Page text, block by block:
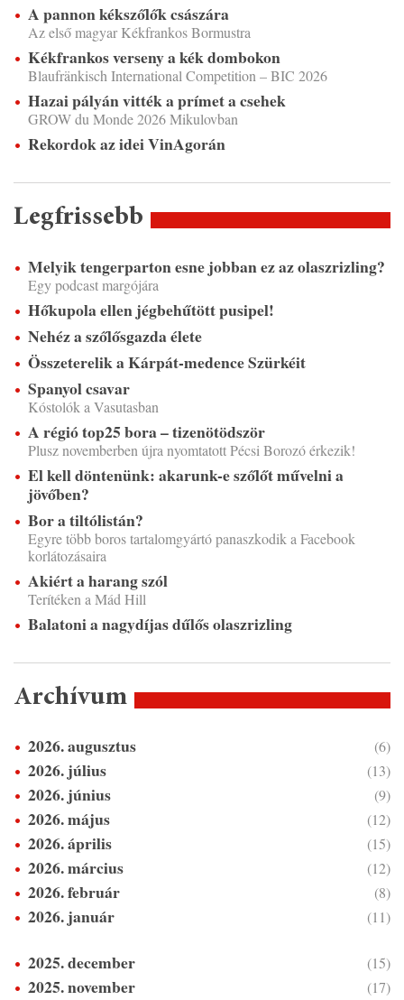
A pannon kékszőlők császára
Az első magyar Kékfrankos Bormustra
Kékfrankos verseny a kék dombokon
Blaufränkisch International Competition – BIC 2026
Hazai pályán vitték a prímet a csehek
GROW du Monde 2026 Mikulovban
Rekordok az idei VinAgorán
Legfrissebb
Melyik tengerparton esne jobban ez az olaszrizling?
Egy podcast margójára
Hőkupola ellen jégbehűtött pusipel!
Nehéz a szőlősgazda élete
Összeterelik a Kárpát-medence Szürkéit
Spanyol csavar
Kóstolók a Vasutasban
A régió top25 bora – tizenötödször
Plusz novemberben újra nyomtatott Pécsi Borozó érkezik!
El kell döntenünk: akarunk-e szőlőt művelni a
jövőben?
Bor a tiltólistán?
Egyre több boros tartalomgyártó panaszkodik a Facebook
korlátozásaira
Akiért a harang szól
Terítéken a Mád Hill
Balatoni a nagydíjas dűlős olaszrizling
Archívum
2026. augusztus (6)
2026. július (13)
2026. június (9)
2026. május (12)
2026. április (15)
2026. március (12)
2026. február (8)
2026. január (11)
2025. december (15)
2025. november (17)